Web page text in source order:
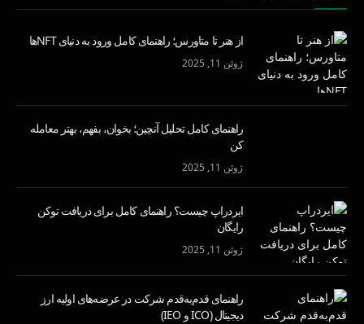
از هنر تا متاورس؛ راهنمای کامل ورود به دنیای NFTها
ژوئن 11, 2025
راهنمای کامل تحلیل آنچین؛ بخوان، بفهم، بهتر معامله
کن
ژوئن 11, 2025
ایردراپ چیست؟ راهنمای کامل برای دریافت توکن
رایگان
ژوئن 11, 2025
راهنمای قدم‌به‌قدم شرکت در عرضه‌های اولیه ارز
دیجیتال (ICO و IEO)